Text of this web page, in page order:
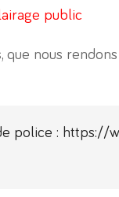
public
nous
police : https://